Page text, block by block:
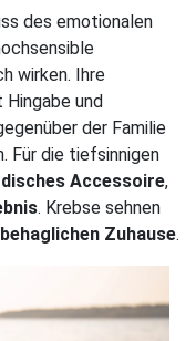
des emotionalen
wirken. Ihre
und
der Familie
Für die tiefsinnigen
Accessoire,
. Krebse sehnen
Zuhause.